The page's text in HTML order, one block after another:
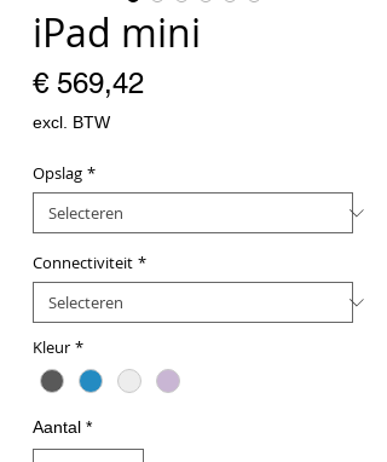
iPad mini
€ 569,42Prijs
excl. BTW
Opslag *
Connectiviteit *
Kleur *
Aantal *